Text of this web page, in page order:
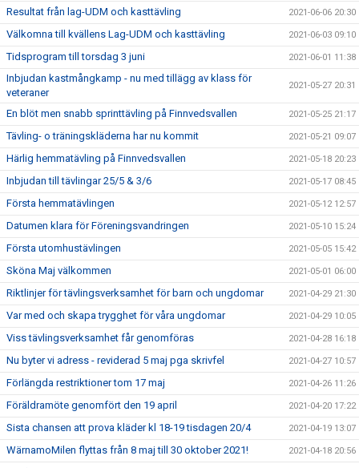
Resultat från lag-UDM och kasttävling 2021-06-06 20:30
Välkomna till kvällens Lag-UDM och kasttävling 2021-06-03 09:10
Tidsprogram till torsdag 3 juni 2021-06-01 11:38
Inbjudan kastmångkamp - nu med tillägg av klass för
veteraner
2021-05-27 20:31
En blöt men snabb sprinttävling på Finnvedsvallen 2021-05-25 21:17
Tävling- o träningskläderna har nu kommit 2021-05-21 09:07
Härlig hemmatävling på Finnvedsvallen 2021-05-18 20:23
Inbjudan till tävlingar 25/5 & 3/6 2021-05-17 08:45
Första hemmatävlingen 2021-05-12 12:57
Datumen klara för Föreningsvandringen 2021-05-10 15:24
Första utomhustävlingen 2021-05-05 15:42
Sköna Maj välkommen 2021-05-01 06:00
Riktlinjer för tävlingsverksamhet för barn och ungdomar 2021-04-29 21:30
Var med och skapa trygghet för våra ungdomar 2021-04-29 10:05
Viss tävlingsverksamhet får genomföras 2021-04-28 16:18
Nu byter vi adress - reviderad 5 maj pga skrivfel 2021-04-27 10:57
Förlängda restriktioner tom 17 maj 2021-04-26 11:26
Föräldramöte genomfört den 19 april 2021-04-20 17:22
Sista chansen att prova kläder kl 18-19 tisdagen 20/4 2021-04-19 13:07
WärnamoMilen flyttas från 8 maj till 30 oktober 2021! 2021-04-18 20:56